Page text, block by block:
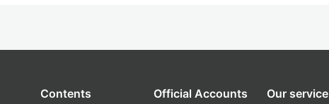
Contents Official Accounts Our service